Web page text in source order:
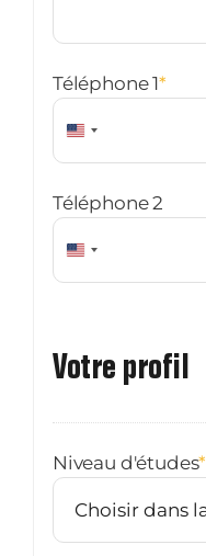
Téléphone 1*
États-
Unis
+1
Téléphone 2
États-
Unis
Votre profil
Niveau d'études*